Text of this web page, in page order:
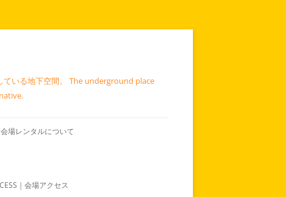
ている地下空間。 The underground place
会場レンタルについて
｜会場アクセス